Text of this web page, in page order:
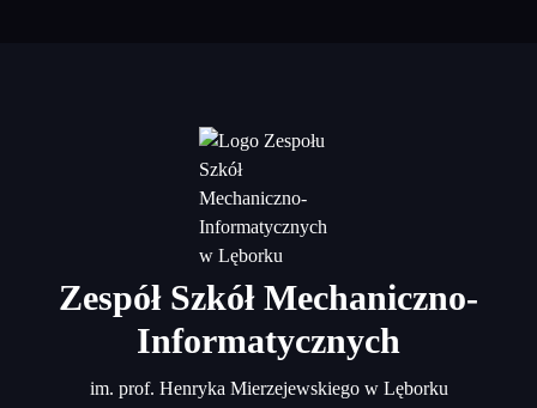
Zespół Szkół Mechaniczno-
Informatycznych
im. prof. Henryka Mierzejewskiego w Lęborku